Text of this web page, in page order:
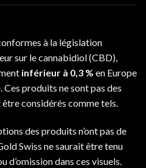
à la législation
sur le cannabidiol (CBD),
inférieur à 0,3 % en Europe
. Ces produits ne sont pas des
considérés comme tels.
des produits n’ont pas de
Swiss ne saurait être tenu
d’omission dans ces visuels.